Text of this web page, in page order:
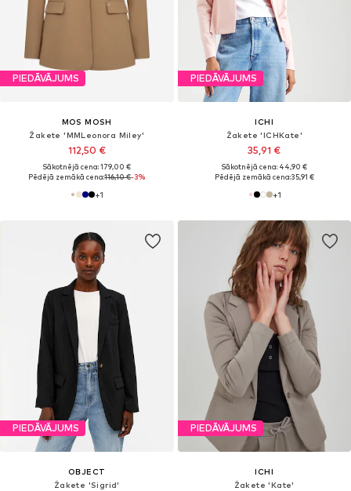
PIEDĀVĀJUMS
MOS MOSH
Žakete 'MMLeonora Miley'
112,50 €
Sākotnējā cena: 179,00 €
Pēdējā zemākā cena:116,10 €-3%
+1
PIEDĀVĀJUMS
ICHI
Žakete 'ICHKate'
35,91 €
Sākotnējā cena: 44,90 €
Pēdējā zemākā cena:35,91 €
+1
PIEDĀVĀJUMS
OBJECT
Žakete 'Sigrid'
PIEDĀVĀJUMS
ICHI
Žakete 'Kate'